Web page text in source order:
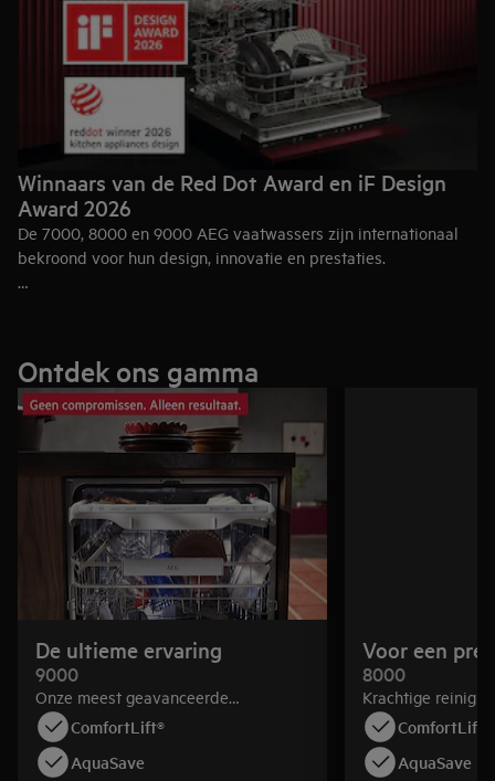
Winnaars van de Red Dot Award en iF Design
Award 2026
De 7000, 8000 en 9000 AEG vaatwassers zijn internationaal
bekroond voor hun design, innovatie en prestaties.
design. Dit resulteert in topprestaties en maximale flexibiliteit.
Ook de iF Design Award 2026 bevestigt hun kwaliteit. De jury
prees het vooruitstrevende ontwerp en de slimme functies die
het dagelijks leven eenvoudiger maken, met een sterke balans
tussen design en gebruiksgemak.
Ontdek ons gamma
De ultieme ervaring
9000
Onze meest geavanceerde
technologieën voor een nauwkeurige
reiniging en een fluisterstille werking.
Korven met maximale flexibiliteit,
ComfortLift®
AquaSave
Voor een
8000
Krachtige
flexibele korven.
verwijdert
opgedroogde
ComfortLift®
AquaSave